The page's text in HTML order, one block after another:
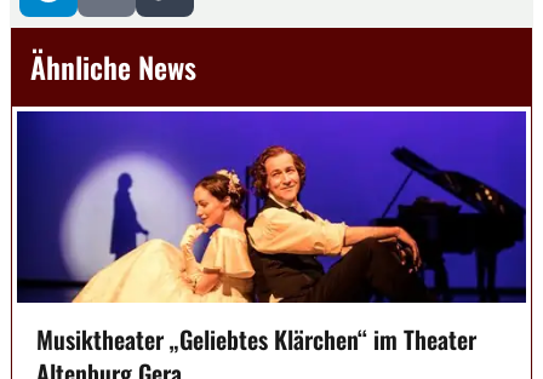
Ähnliche News
Musiktheater „Geliebtes Klärchen“ im Theater